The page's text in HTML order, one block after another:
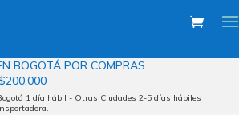
BOGOTÁ POR COMPRAS
1 día hábil - Otras Ciudades 2-5 días hábiles